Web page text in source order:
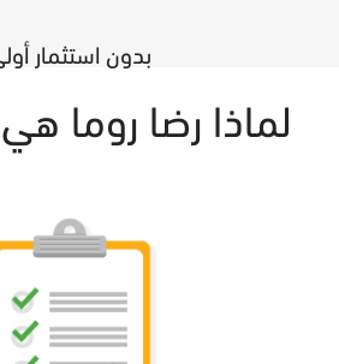
بدون استثمار
لماذا رضا روما